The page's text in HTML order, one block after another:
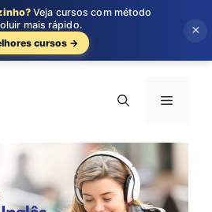
Menu
Veja cursos com método
mais rápido.
cursos →
×